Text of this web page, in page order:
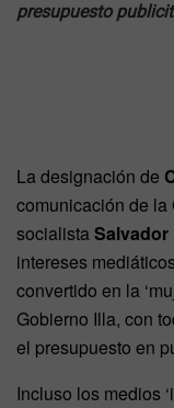
presupuesto
La designación de
comunicación de la
socialistaSalvador
intereses
convertido en la
Gobierno Illa, con
el presupuesto en
Incluso los medios